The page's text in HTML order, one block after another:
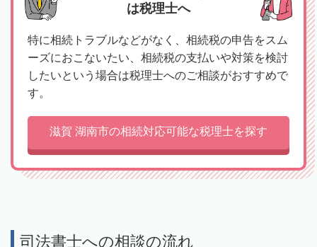
は税理士へ
特に相続トラブルなどがなく、相続税の申告をスム
ーズにおこないたい、相続税の支払いや対策を検討
したいという場合は税理士へのご相談がおすすめで
す。
滋賀 湖南市の相続対応可能な税理士を探す
司法書士への相談の流れ